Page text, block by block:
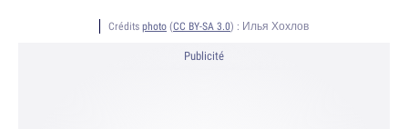
Crédits photo (CC BY-SA 3.0) : Илья Хохлов
Publicité